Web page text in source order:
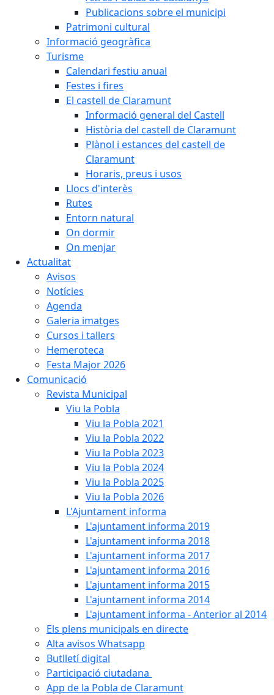
Publicacions sobre el municipi
Patrimoni cultural
Informació geogràfica
Turisme
Calendari festiu anual
Festes i fires
El castell de Claramunt
Informació general del Castell
Història del castell de Claramunt
Plànol i estances del castell de
Claramunt
Horaris, preus i usos
Llocs d'interès
Rutes
Entorn natural
On dormir
On menjar
Actualitat
Avisos
Notícies
Agenda
Galeria imatges
Cursos i tallers
Hemeroteca
Festa Major 2026
Comunicació
Revista Municipal
Viu la Pobla
Viu la Pobla 2021
Viu la Pobla 2022
Viu la Pobla 2023
Viu la Pobla 2024
Viu la Pobla 2025
Viu la Pobla 2026
L'Ajuntament informa
L'ajuntament informa 2019
L'ajuntament informa 2018
L'ajuntament informa 2017
L'ajuntament informa 2016
L'ajuntament informa 2015
L'ajuntament informa 2014
L'ajuntament informa - Anterior al 2014
Els plens municipals en directe
Alta avisos Whatsapp
Butlletí digital
Participació ciutadana
App de la Pobla de Claramunt